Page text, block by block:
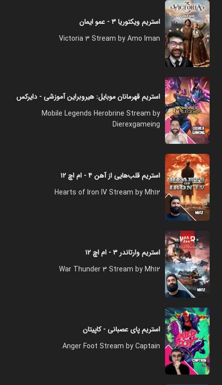
استریم ویکتوریا ۳ - عمو ایمان
Victoria 3 Stream by Amo Iman
استریم قهرمانان موبایل: هیروبراین آموزشی - دایرکس
Mobile Legends Herobrine Stream by
Dierexgameing
استریم قلب‌هایی از آهن ۴ - ام اچ ۱۲
Hearts of Iron IV Stream by Mh12
استریم وارتاندر ۳ - ام اچ ۱۲
War Thunder 3 Stream by Mh12
استریم پای عصبانی - کاپیتان
Anger Foot Stream by Captain